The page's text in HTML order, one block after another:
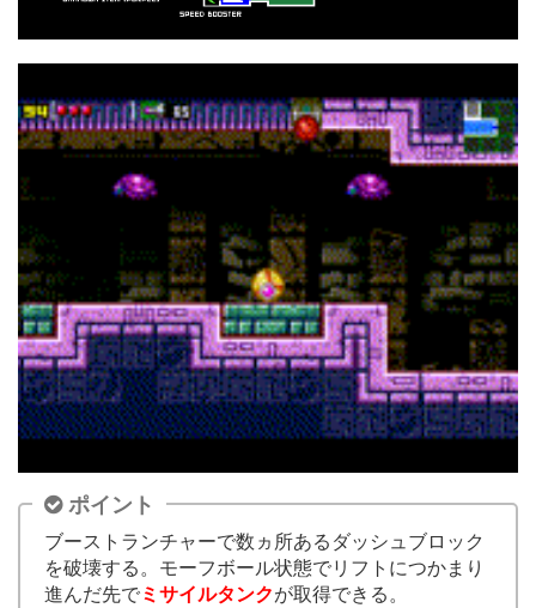
ポイント
ブーストランチャーで数ヵ所あるダッシュブロック
を破壊する。モーフボール状態でリフトにつかまり
進んだ先でミサイルタンクが取得できる。